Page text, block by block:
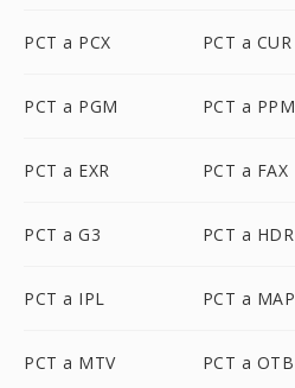
PCT a PCX PCT a CUR
PCT a PGM PCT a PPM
PCT a EXR PCT a FAX
PCT a G3 PCT a HDR
PCT a IPL PCT a MAP
PCT a MTV PCT a OTB